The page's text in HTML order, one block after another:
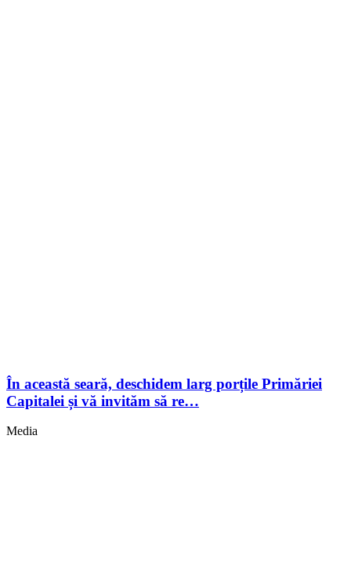
În această seară, deschidem larg porțile Primăriei
Capitalei și vă invităm să re…
Media